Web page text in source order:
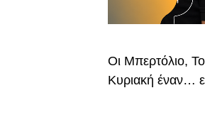
Οι Μπερτόλιο,
Κυριακή έναν…